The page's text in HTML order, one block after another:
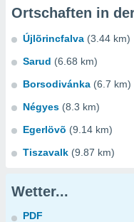
Ortschaften in
Újlõrincfalva (3.44 km)
Sarud (6.68 km)
Borsodivánka (6.7 km)
Négyes (8.3 km)
Egerlövõ (9.14 km)
Tiszavalk (9.87 km)
Wetter...
PDF